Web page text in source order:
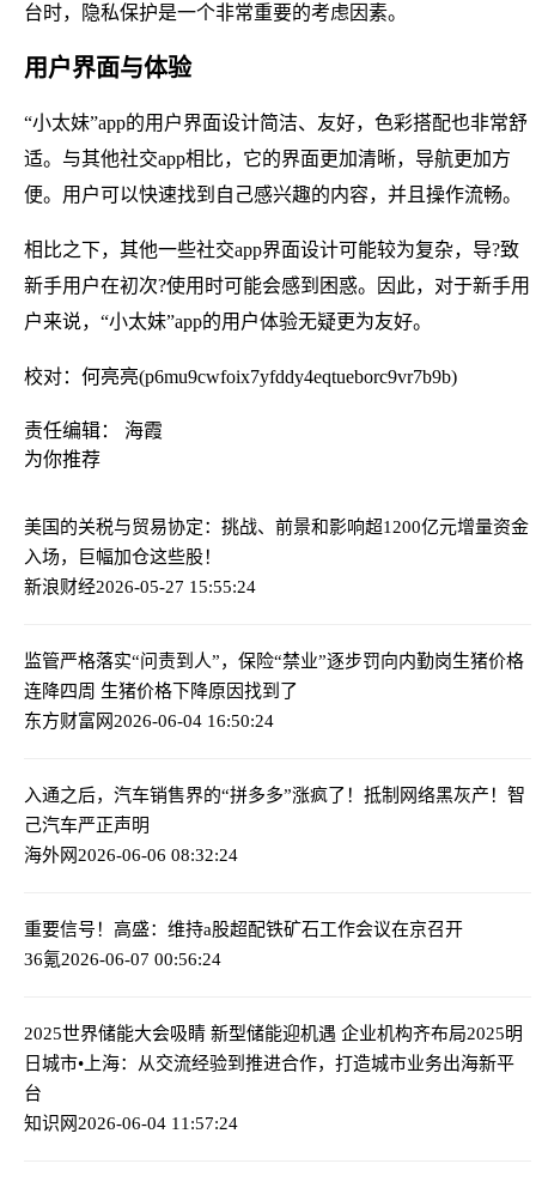
台时，隐私保护是一个非常重要的考虑因素。
用户界面与体验
“小太妹”app的用户界面设计简洁、友好，色彩搭配也非常舒
适。与其他社交app相比，它的界面更加清晰，导航更加方
便。用户可以快速找到自己感兴趣的内容，并且操作流畅。
相比之下，其他一些社交app界面设计可能较为复杂，导?致
新手用户在初次?使用时可能会感到困惑。因此，对于新手用
户来说，“小太妹”app的用户体验无疑更为友好。
校对：何亮亮(p6mu9cwfoix7yfddy4eqtueborc9vr7b9b)
责任编辑： 海霞
为你推荐
美国的关税与贸易协定：挑战、前景和影响超1200亿元增量资金
入场，巨幅加仓这些股！
新浪财经2026-05-27 15:55:24
监管严格落实“问责到人”，保险“禁业”逐步罚向内勤岗生猪价格
连降四周 生猪价格下降原因找到了
东方财富网2026-06-04 16:50:24
入通之后，汽车销售界的“拼多多”涨疯了！ 抵制网络黑灰产！智
己汽车严正声明
海外网2026-06-06 08:32:24
重要信号！高盛：维持a股超配铁矿石工作会议在京召开
36氪2026-06-07 00:56:24
2025世界储能大会吸睛 新型储能迎机遇 企业机构齐布局2025明
日城市•上海：从交流经验到推进合作，打造城市业务出海新平
台
知识网2026-06-04 11:57:24